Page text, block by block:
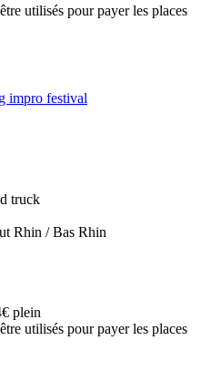
utilisés pour payer les places
truck
Rhin / Bas Rhin
plein
utilisés pour payer les places